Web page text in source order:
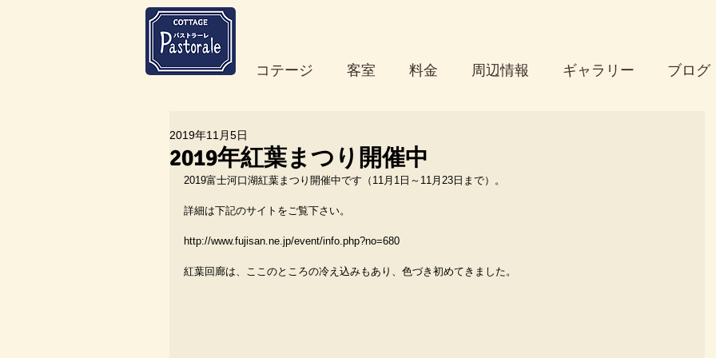
コテージ 客室 料金 周辺情報 ギャラリー ブログ
2019年紅葉まつり開催中
2019年11月5日
2019富士河口湖紅葉まつり開催中です（11月1日～11月23日まで）。
詳細は下記のサイトをご覧下さい。
http://www.fujisan.ne.jp/event/info.php?no=680
紅葉回廊は、ここのところの冷え込みもあり、色づき初めてきました。